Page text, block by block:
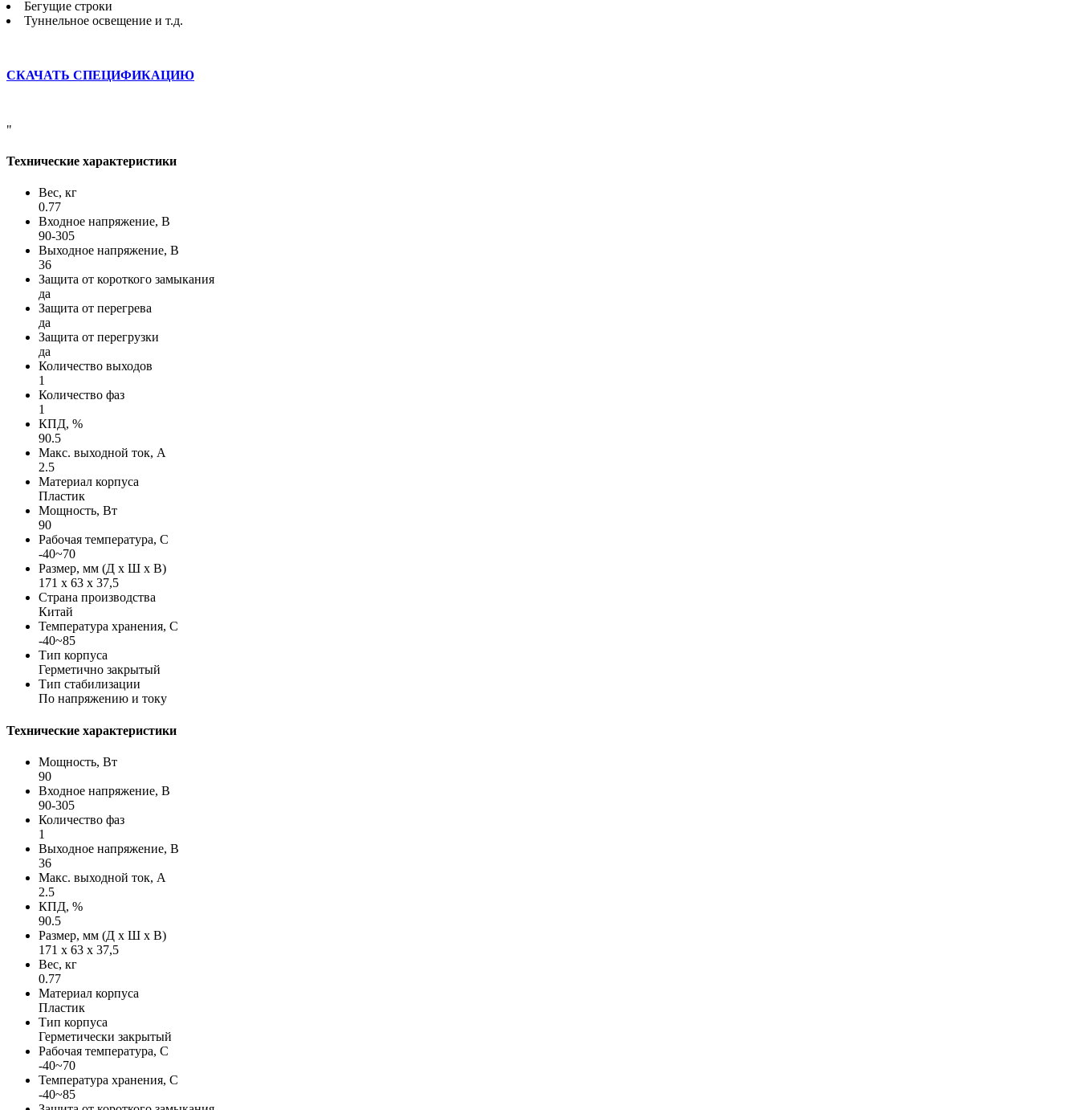
Бегущие строки
Туннельное освещение и т.д.
СКАЧАТЬ СПЕЦИФИКАЦИЮ
"
Технические характеристики
Вес, кг
0.77
Входное напряжение, В
90-305
Выходное напряжение, В
36
Защита от короткого замыкания
да
Защита от перегрева
да
Защита от перегрузки
да
Количество выходов
1
Количество фаз
1
КПД, %
90.5
Макс. выходной ток, А
2.5
Материал корпуса
Пластик
Мощность, Вт
90
Рабочая температура, С
-40~70
Размер, мм (Д х Ш х В)
171 х 63 х 37,5
Страна производства
Китай
Температура хранения, С
-40~85
Тип корпуса
Герметично закрытый
Тип стабилизации
По напряжению и току
Технические характеристики
Мощность, Вт
90
Входное напряжение, В
90-305
Количество фаз
1
Выходное напряжение, В
36
Макс. выходной ток, А
2.5
КПД, %
90.5
Размер, мм (Д х Ш х В)
171 х 63 х 37,5
Вес, кг
0.77
Материал корпуса
Пластик
Тип корпуса
Герметически закрытый
Рабочая температура, С
-40~70
Температура хранения, С
-40~85